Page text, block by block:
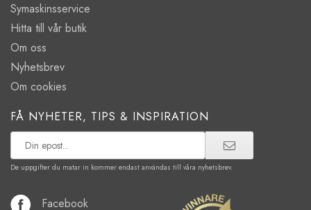
Symaskinsservice
Hitta till vår butik
Om oss
Nyhetsbrev
Om cookies
FÅ NYHETER, TIPS & INSPIRATION
De uppgifter du matar in kommer endast användas till våra nyhetsbrev.
Facebook